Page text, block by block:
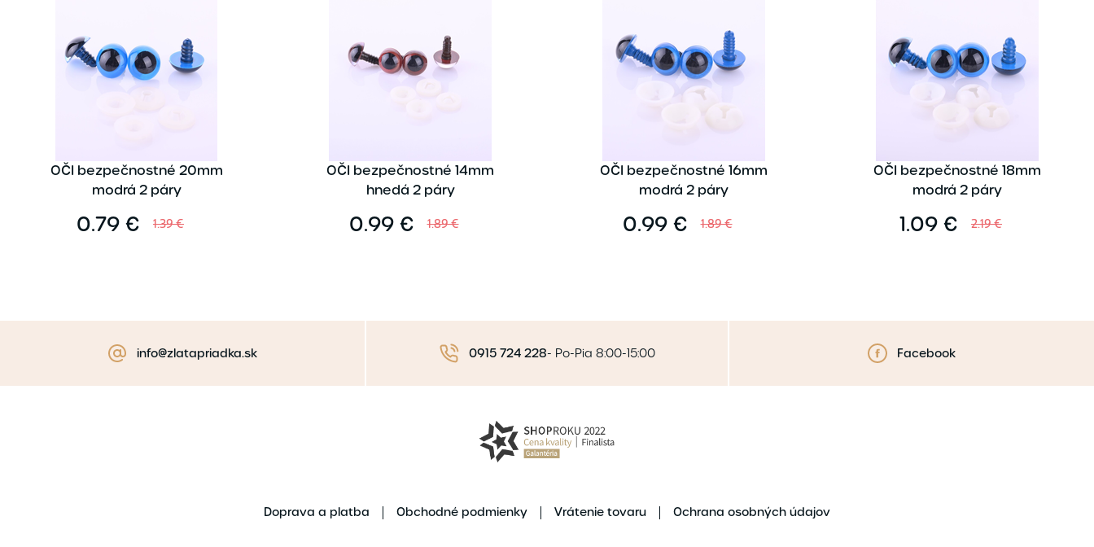
OČI bezpečnostné 20mm
modrá 2 páry
0.79 € 1.39 €
OČI bezpečnostné 14mm
hnedá 2 páry
0.99 € 1.89 €
OČI bezpečnostné 16mm
modrá 2 páry
0.99 € 1.89 €
OČI bezpečnostné 18mm
modrá 2 páry
1.09 € 2.19 €
info@zlatapriadka.sk 0915 724 228- Po-Pia 8:00-15:00 Facebook
Doprava a platba Obchodné podmienky Vrátenie tovaru Ochrana osobných údajov